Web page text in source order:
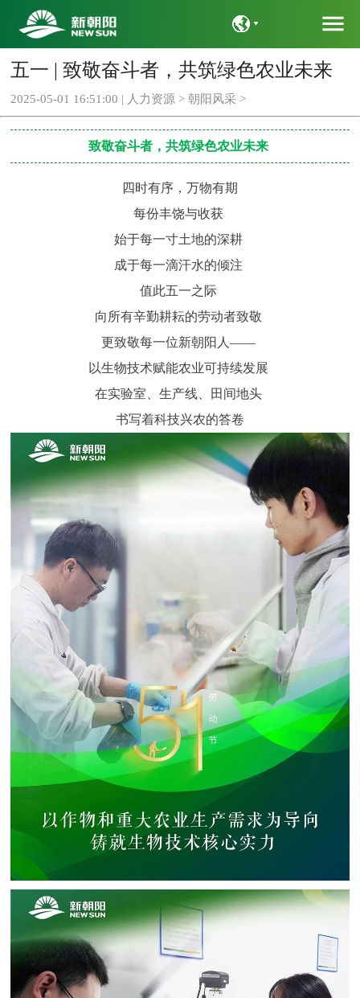
语言
menu
五一 | 致敬奋斗者，共筑绿色农业未来
2025-05-01 16:51:00 | 人力资源 > 朝阳风采>
致敬奋斗者，共筑绿色农业未来
四时有序，万物有期
每份丰饶与收获
始于每一寸土地的深耕
成于每一滴汗水的倾注
值此五一之际
向所有辛勤耕耘的劳动者致敬
更致敬每一位新朝阳人——
以生物技术赋能农业可持续发展
在实验室、生产线、田间地头
书写着科技兴农的答卷